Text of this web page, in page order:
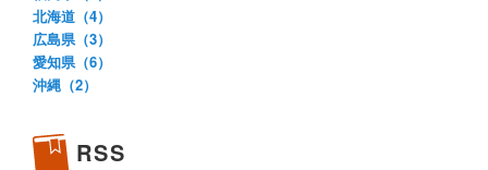
北海道（4）
広島県（3）
愛知県（6）
沖縄（2）
RSS